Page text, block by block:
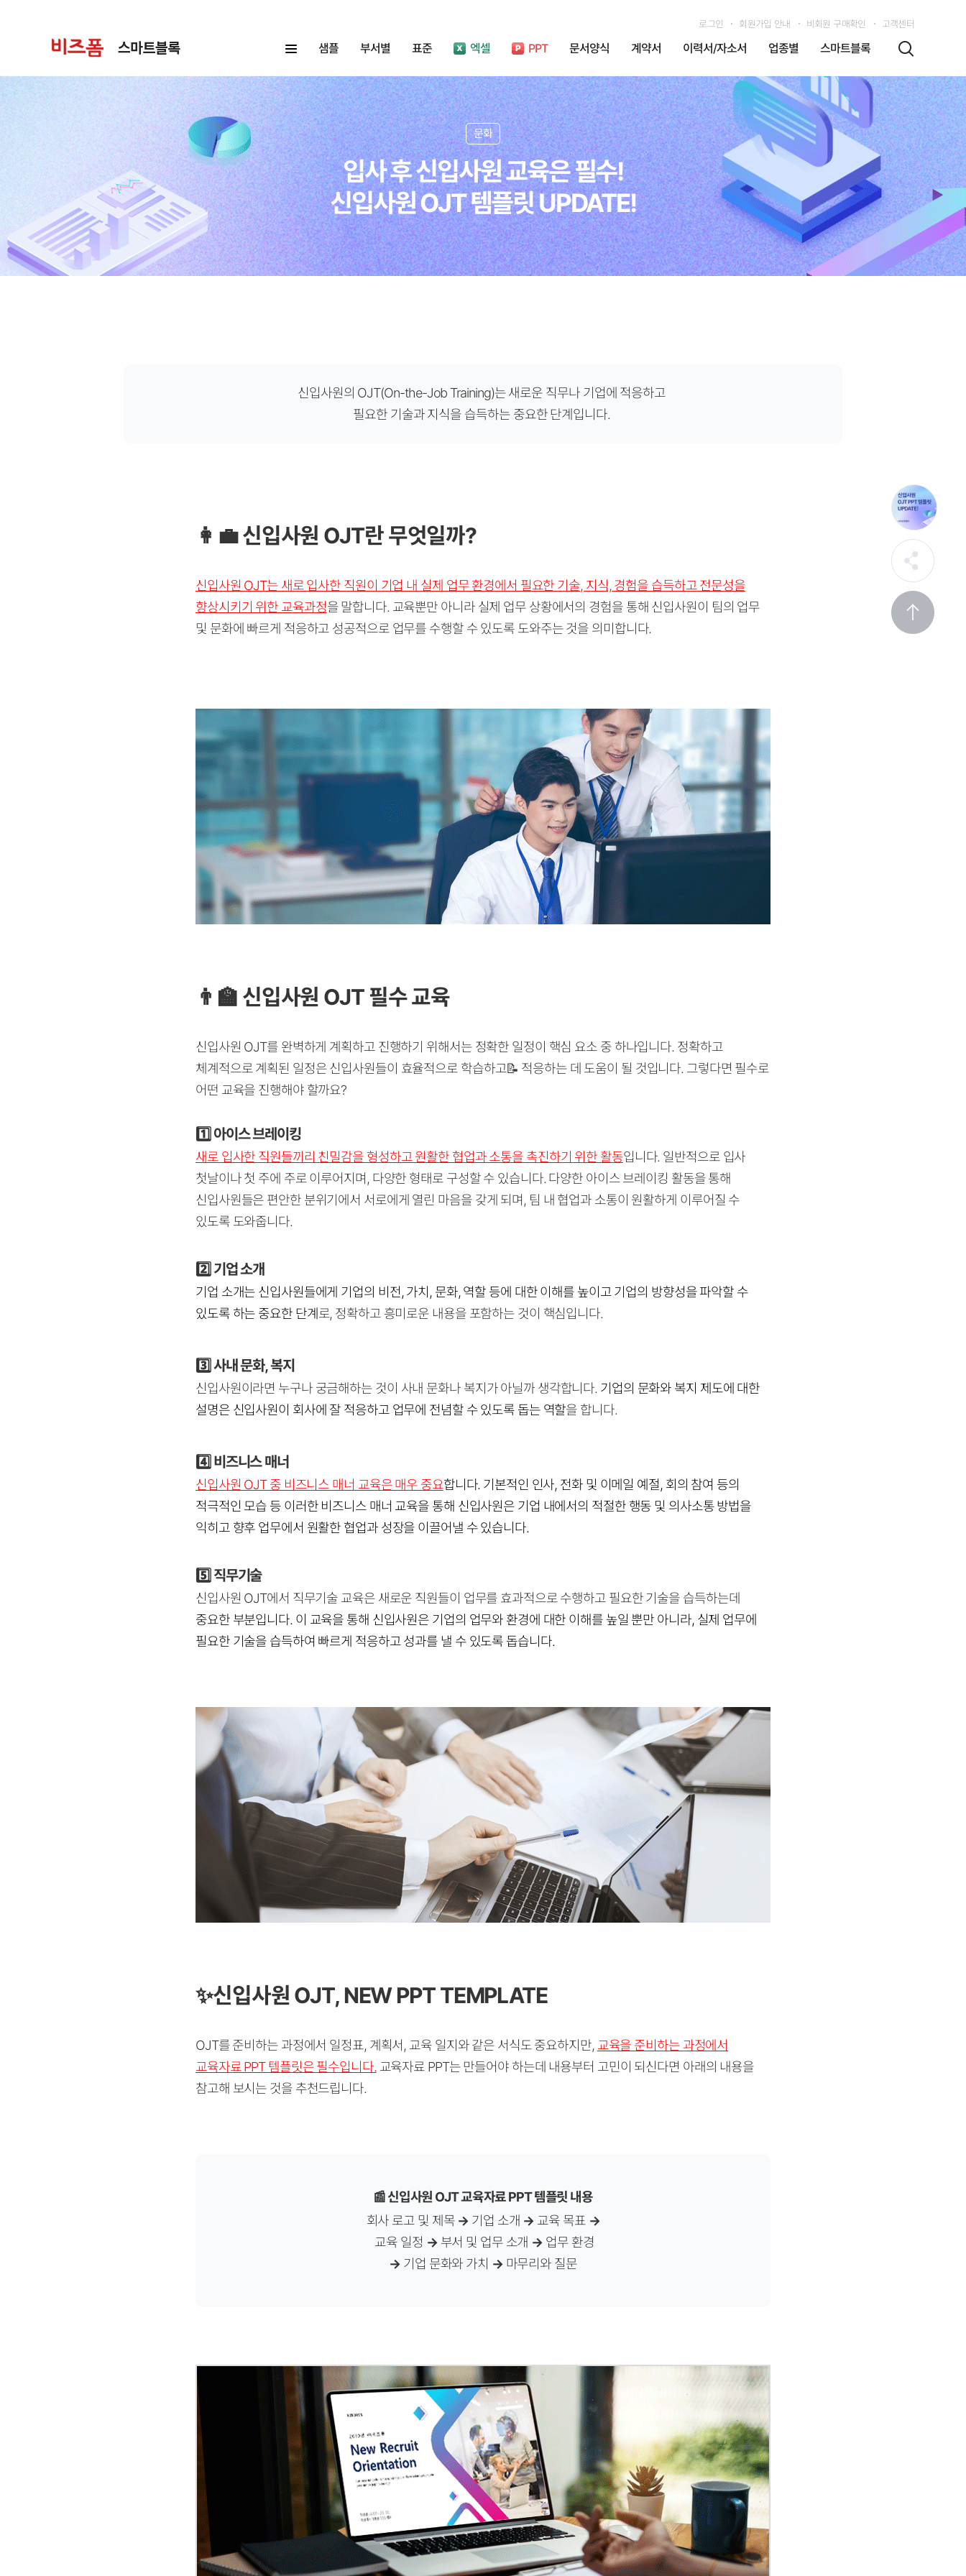
샘플 부서별 표준 엑셀 PPT 문서양식 계약서 이력서/자소서 업종별 스마트블록
로그인 회원가입 안내 비회원 구매확인 고객센터
문화
입사 후 신입사원 교육은 필수!
신입사원 OJT 템플릿 UPDATE!
신입사원의 OJT(On-the-Job Training)는 새로운 직무나 기업에 적응하고
필요한 기술과 지식을 습득하는 중요한 단계입니다.
👩‍💼신입사원 OJT란 무엇일까?
신입사원 OJT는 새로 입사한 직원이 기업 내 실제 업무 환경에서 필요한 기술, 지식, 경험을 습득하고 전문성을
향상시키기 위한 교육과정을 말합니다. 교육뿐만 아니라 실제 업무 상황에서의 경험을 통해 신입사원이 팀의 업무
및 문화에 빠르게 적응하고 성공적으로 업무를 수행할 수 있도록 도와주는 것을 의미합니다.
👨‍🏫 신입사원 OJT 필수 교육
신입사원 OJT를 완벽하게 계획하고 진행하기 위해서는 정확한 일정이 핵심 요소 중 하나입니다. 정확하고
체계적으로 계획된 일정은 신입사원들이 효율적으로 학습하고📝 적응하는 데 도움이 될 것입니다. 그렇다면 필수로
어떤 교육을 진행해야 할까요?
1️⃣ 아이스 브레이킹
새로 입사한 직원들끼리 친밀감을 형성하고 원활한 협업과 소통을 촉진하기 위한 활동입니다. 일반적으로 입사
첫날이나 첫 주에 주로 이루어지며, 다양한 형태로 구성할 수 있습니다. 다양한 아이스 브레이킹 활동을 통해
신입사원들은 편안한 분위기에서 서로에게 열린 마음을 갖게 되며, 팀 내 협업과 소통이 원활하게 이루어질 수
있도록 도와줍니다.
2️⃣ 기업 소개
기업 소개는 신입사원들에게 기업의 비전, 가치, 문화, 역할 등에 대한 이해를 높이고 기업의 방향성을 파악할 수
있도록 하는 중요한 단계 로, 정확하고 흥미로운 내용을 포함하는 것이 핵심입니다.
3️⃣ 사내 문화, 복지
신입사원이라면 누구나 궁금해하는 것이 사내 문화나 복지가 아닐까 생각합니다. 기업의 문화와 복지 제도에 대한
설명은 신입사원이 회사에 잘 적응하고 업무에 전념할 수 있도록 돕는 역할을 합니다.
4️⃣ 비즈니스 매너
신입사원 OJT 중 비즈니스 매너 교육은 매우 중요합니다. 기본적인 인사, 전화 및 이메일 예절, 회의 참여 등의
적극적인 모습 등 이러한 비즈니스 매너 교육을 통해 신입사원은 기업 내에서의 적절한 행동 및 의사소통 방법을
익히고 향후 업무에서 원활한 협업과 성장을 이끌어낼 수 있습니다.
5️⃣ 직무기술
신입사원 OJT에서 직무기술 교육은 새로운 직원들이 업무를 효과적으로 수행하고 필요한 기술을 습득하는데
중요한 부분입니다. 이 교육을 통해 신입사원은 기업의 업무와 환경에 대한 이해를 높일 뿐만 아니라, 실제 업무에
필요한 기술을 습득하여 빠르게 적응하고 성과를 낼 수 있도록 돕습니다.
✨신입사원 OJT, NEW PPT TEMPLATE
OJT를 준비하는 과정에서 일정표, 계획서, 교육 일지와 같은 서식도 중요하지만, 교육을 준비하는 과정에서
교육자료 PPT 템플릿은 필수입니다. 교육자료 PPT는 만들어야 하는데 내용부터 고민이 되신다면 아래의 내용을
참고해 보시는 것을 추천드립니다.
📰신입사원 OJT 교육자료 PPT 템플릿 내용
회사 로고 및 제목 → 기업 소개 → 교육 목표 →
교육 일정 → 부서 및 업무 소개 → 업무 환경
→ 기업 문화와 가치 → 마무리와 질문